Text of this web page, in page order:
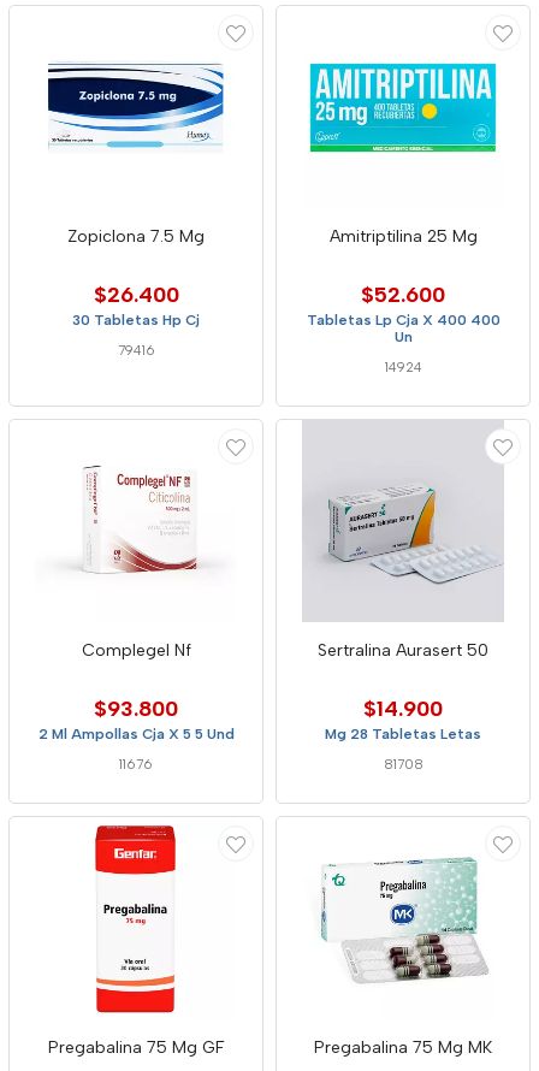
Zopiclona 7.5 Mg
$26.400
30 Tabletas Hp Cj
79416
Amitriptilina 25 Mg
$52.600
Tabletas Lp Cja X 400 400
Un
14924
Complegel Nf
$93.800
2 Ml Ampollas Cja X 5 5 Und
11676
Sertralina Aurasert 50
$14.900
Mg 28 Tabletas Letas
81708
Pregabalina 75 Mg GF Pregabalina 75 Mg MK